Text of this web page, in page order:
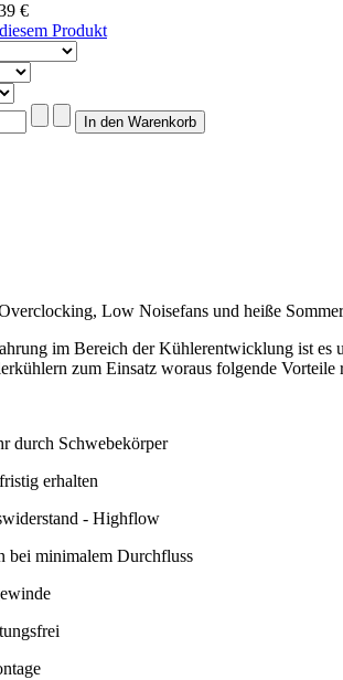
€
Produkt
Low Noisefans und heiße
im Bereich der Kühlerentwicklung ist es
zum Einsatz woraus folgende Vorteile
durch Schwebekörper
erhalten
- Highflow
bei minimalem Durchfluss